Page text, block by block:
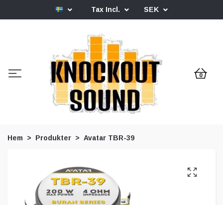
Tax Incl. SEK
0
Hem Produkter Avatar TBR-39